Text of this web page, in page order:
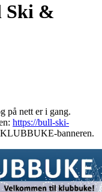
Ski &
på nett er i gang.
https://bull-ski-
banneren.